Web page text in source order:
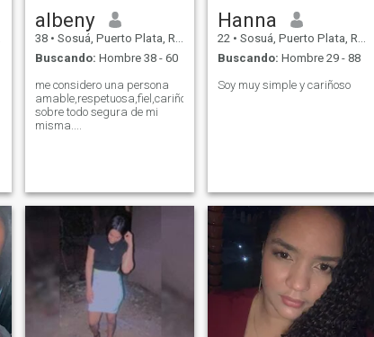
albeny
38 • Sosuá, Puerto Plata, Rep. Dominicana
Buscando: Hombre 38 - 60
me considero una persona
amable,respetuosa,fiel,cariñosa,atenta,y
sobre todo segura de mi
misma....
Hanna
22 • Sosuá, Puerto Plata, Rep. Dominicana
Buscando: Hombre 29 - 88
Soy muy simple y cariñoso